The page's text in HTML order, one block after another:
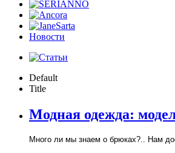
Новости
Default
Title
Модная одежда:
Много ли мы знаем о брюках?.. Нам